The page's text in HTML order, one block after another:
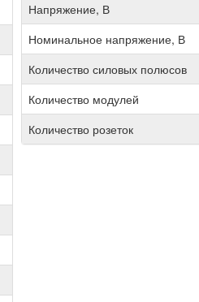
Напряжение, В
Номинальное напряжение, В
Количество силовых полюсов
Количество модулей
Количество розеток